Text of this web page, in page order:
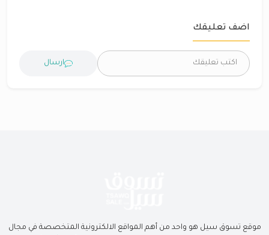
اضف تعليقك
ارسال
موقع تسوق سيل هو واحد من أهم المواقع الالكترونية المتخصصة في مجال